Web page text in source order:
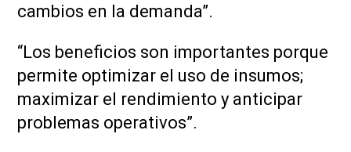
cambios en la demanda”.
“Los beneficios son importantes porque
permite optimizar el uso de insumos;
maximizar el rendimiento y anticipar
problemas operativos”.